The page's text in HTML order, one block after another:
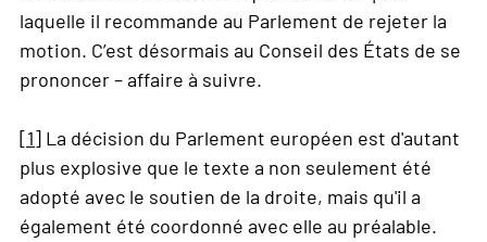
laquelle il recommande au Parlement de rejeter la
motion. C’est désormais au Conseil des États de se
prononcer – affaire à suivre.
[1] La décision du Parlement européen est d'autant
plus explosive que le texte a non seulement été
adopté avec le soutien de la droite, mais qu'il a
également été coordonné avec elle au préalable.